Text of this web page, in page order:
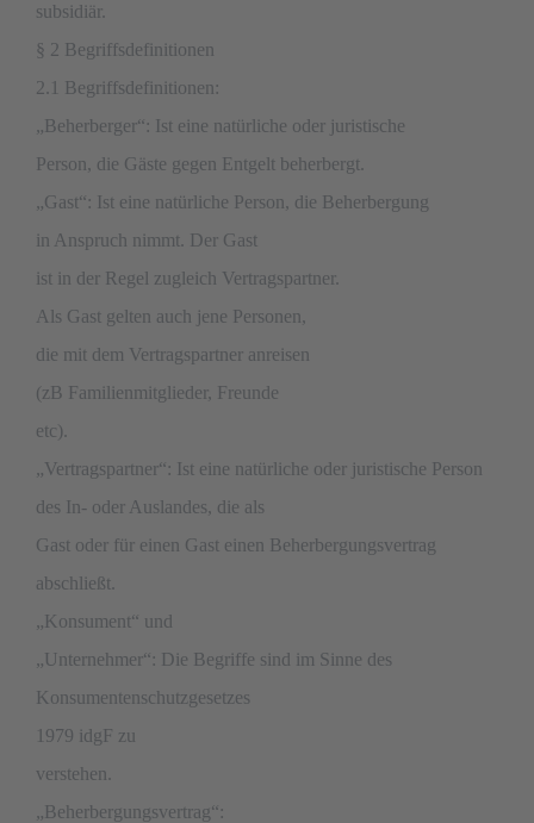
subsidiär.
§ 2 Begriffsdefinitionen
2.1 Begriffsdefinitionen:
„Beherberger“: Ist eine natürliche oder juristische
Person, die Gäste gegen Entgelt beherbergt.
„Gast“: Ist eine natürliche Person, die Beherbergung
in Anspruch nimmt. Der Gast
ist in der Regel zugleich Vertragspartner.
Als Gast gelten auch jene Personen,
die mit dem Vertragspartner anreisen
(zB Familienmitglieder, Freunde
etc).
„Vertragspartner“: Ist eine natürliche oder juristische Person
des In- oder Auslandes, die als
Gast oder für einen Gast einen Beherbergungsvertrag
abschließt.
„Konsument“ und
„Unternehmer“: Die Begriffe sind im Sinne des
Konsumentenschutzgesetzes
1979 idgF zu
verstehen.
„Beherbergungsvertrag“: